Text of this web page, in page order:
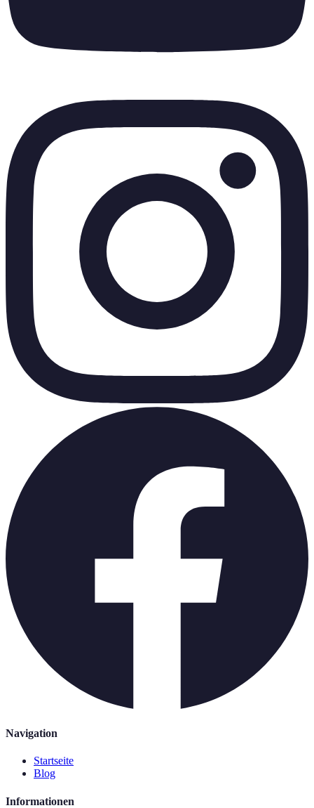
Navigation
Startseite
Blog
Informationen